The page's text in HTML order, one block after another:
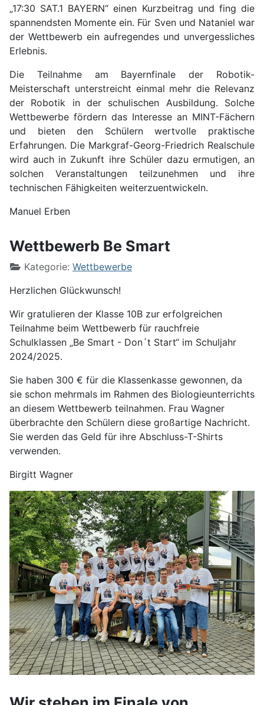
„17:30 SAT.1 BAYERN“ einen Kurzbeitrag und fing die
spannendsten Momente ein. Für Sven und Nataniel war
der Wettbewerb ein aufregendes und unvergessliches
Erlebnis.
Die Teilnahme am Bayernfinale der Robotik-
Meisterschaft unterstreicht einmal mehr die Relevanz
der Robotik in der schulischen Ausbildung. Solche
Wettbewerbe fördern das Interesse an MINT-Fächern
und bieten den Schülern wertvolle praktische
Erfahrungen. Die Markgraf-Georg-Friedrich Realschule
wird auch in Zukunft ihre Schüler dazu ermutigen, an
solchen Veranstaltungen teilzunehmen und ihre
technischen Fähigkeiten weiterzuentwickeln.
Manuel Erben
Wettbewerb Be Smart
Kategorie: Wettbewerbe
Herzlichen Glückwunsch!
Wir gratulieren der Klasse 10B zur erfolgreichen
Teilnahme beim Wettbewerb für rauchfreie
Schulklassen „Be Smart - Don´t Start“ im Schuljahr
2024/2025.
Sie haben 300 € für die Klassenkasse gewonnen, da
sie schon mehrmals im Rahmen des Biologieunterrichts
an diesem Wettbewerb teilnahmen. Frau Wagner
überbrachte den Schülern diese großartige Nachricht.
Sie werden das Geld für ihre Abschluss-T-Shirts
verwenden.
Birgitt Wagner